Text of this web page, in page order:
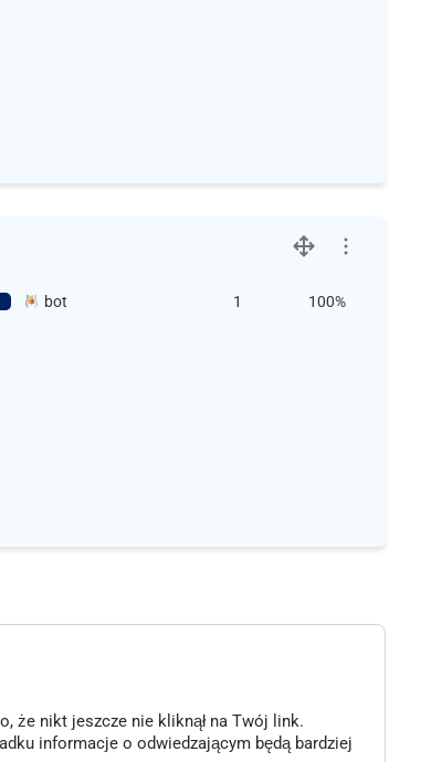
bot 1 100%
że nikt jeszcze nie kliknął na Twój link.
informacje o odwiedzającym będą bardziej